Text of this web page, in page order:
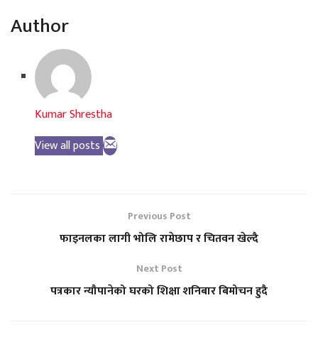
Author
Kumar Shrestha
View all posts
Previous Post
फाइनलका लागी भोलि रामेछाप र चितवन खेल्दै
Next Post
पत्रकार न्यौपानेको घरको शिक्षा शनिबार बिमोचन हुदै